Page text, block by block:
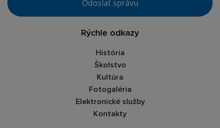
Odoslať správu
Rýchle odkazy
História
Školstvo
Kultúra
Fotogaléria
Elektronické služby
Kontakty